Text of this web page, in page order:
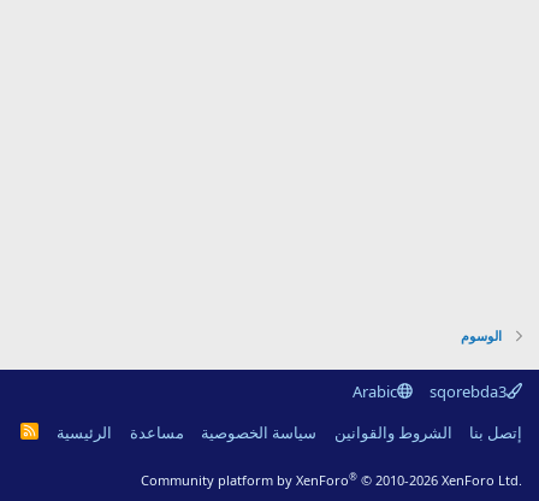
الوسوم
sqorebda3
Arabic
إتصل بنا
الشروط والقوانين سياسة الخصوصية مساعدة الرئيسية
R
Community platform by XenForo® © 2010-2026 XenForo Ltd.